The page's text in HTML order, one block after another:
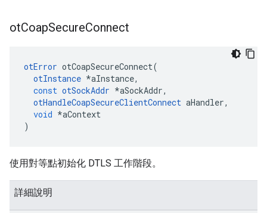
otCoapSecureConnect
otError otCoapSecureConnect(
otInstance *aInstance,
const otSockAddr *aSockAddr,
otHandleCoapSecureClientConnect aHandler,
void *aContext
)
使用對等點初始化 DTLS 工作階段。
詳細說明